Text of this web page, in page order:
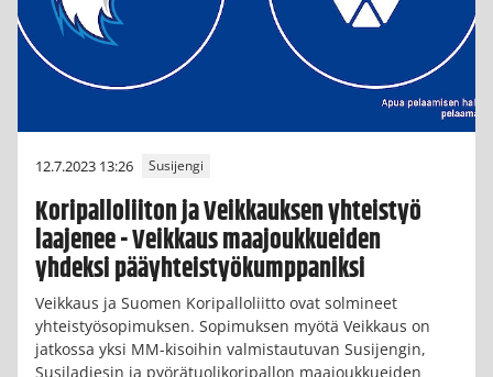
12.7.2023 13:26 Susijengi
Koripalloliiton ja Veikkauksen yhteistyö
laajenee - Veikkaus maajoukkueiden
yhdeksi pääyhteistyökumppaniksi
Veikkaus ja Suomen Koripalloliitto ovat solmineet
yhteistyösopimuksen. Sopimuksen myötä Veikkaus on
jatkossa yksi MM-kisoihin valmistautuvan Susijengin,
Susiladiesin ja pyörätuolikoripallon maajoukkueiden